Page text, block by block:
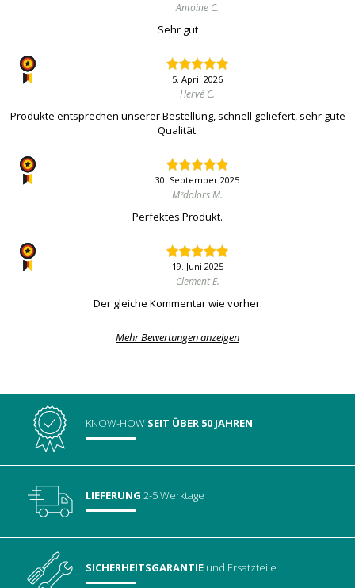
Antoine C.
Sehr gut
5. April 2026
Hervé C.
Produkte entsprechen unserer Bestellung, schnell geliefert, sehr gute
Qualität.
30. September 2025
Mªdolors M.
Perfektes Produkt.
19. Juni 2025
Clement E.
Der gleiche Kommentar wie vorher.
Mehr Bewertungen anzeigen
KNOW-HOW SEIT ÜBER 50 JAHREN
LIEFERUNG 2-5 Werktage
SICHERHEITSGARANTIE und Ersatzteile